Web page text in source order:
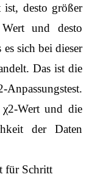
ist, desto größer
und desto
sich bei dieser
Das ist die
Wert und die
der Daten
für Schritt